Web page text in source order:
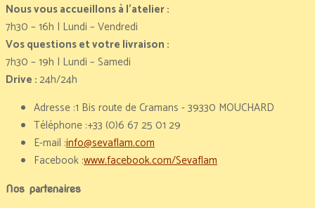
Nous vous accueillons à l’atelier :
7h30 – 16h | Lundi – Vendredi
Vos questions et votre livraison :
7h30 – 19h | Lundi – Samedi
Drive :24h/24h
Adresse :1 Bis route de Cramans - 39330 MOUCHARD
Téléphone :+33 (0)6 67 25 01 29
E-mail :info@sevaflam.com
Facebook :www.facebook.com/Sevaflam
Nos partenaires